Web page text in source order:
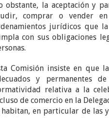
obstante, la aceptación y
comprar o vender
jurídicos que
con sus obligaciones
Comisión insiste en que
y permanentes
relativa a la
de comercio en la
habitan, en particular de las